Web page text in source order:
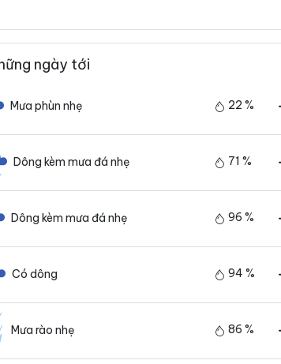
ngày tới
Mưa phùn nhẹ 22 %
Dông kèm mưa đá nhẹ 71 %
Dông kèm mưa đá nhẹ 96 %
Có dông 94 %
Mưa rào nhẹ 86 %